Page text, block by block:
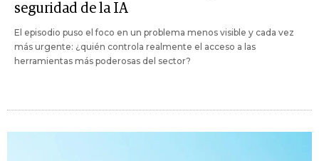
seguridad de la IA
El episodio puso el foco en un problema menos visible y cada vez
más urgente: ¿quién controla realmente el acceso a las
herramientas más poderosas del sector?